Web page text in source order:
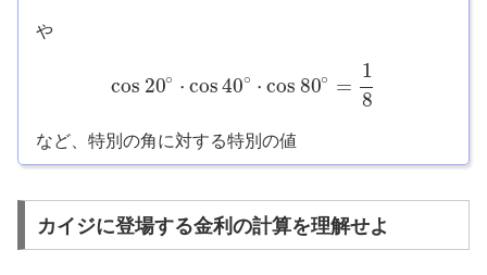
や
cos 20∘ ⋅ cos40∘ ⋅ cos 80∘ =
1
8
など、特別の角に対する特別の値
カイジに登場する金利の計算を理解せよ